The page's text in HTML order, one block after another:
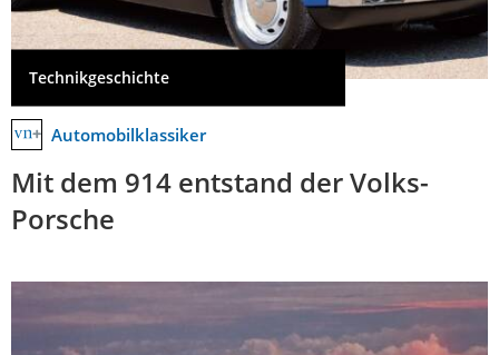
Technikgeschichte
Automobilklassiker
Mit dem 914 entstand der Volks-
Porsche